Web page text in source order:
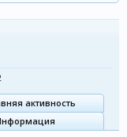
активность